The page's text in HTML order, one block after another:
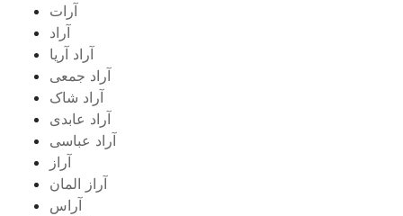
آرات
آراد
آراد آریا
آراد جمعی
آراد شاک
آراد عابدی
آراد عباسی
آراز
آراز المان
آراس